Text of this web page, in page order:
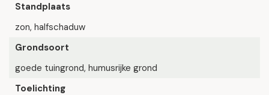
Standplaats
zon, halfschaduw
Grondsoort
goede tuingrond, humusrijke grond
Toelichting